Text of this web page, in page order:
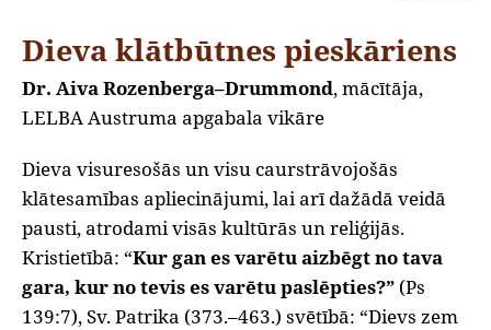
Dieva klātbūtnes pieskāriens
Dr. Aiva Rozenberga–Drummond, mācītāja,
LELBA Austruma apgabala vikāre
Dieva visuresošās un visu caurstrāvojošās
klātesamības apliecinājumi, lai arī dažādā veidā
pausti, atrodami visās kultūrās un reliģijās.
Kristietībā: “Kur gan es varētu aizbēgt no tava
gara, kur no tevis es varētu paslēpties?” (Ps
139:7), Sv. Patrika (373.–463.) svētībā: “Dievs zem